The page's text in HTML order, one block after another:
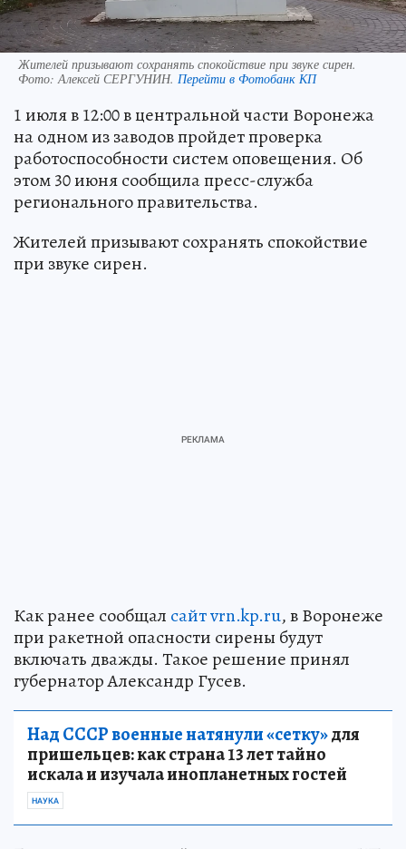
Жителей призывают сохранять спокойствие при звуке сирен.
Фото:Алексей СЕРГУНИН. Перейти в Фотобанк КП
1 июля в 12:00 в центральной части Воронежа
на одном из заводов пройдет проверка
работоспособности систем оповещения. Об
этом 30 июня сообщила пресс-служба
регионального правительства.
Жителей призывают сохранять спокойствие
при звуке сирен.
Как ранее сообщал сайт vrn.kp.ru, в Воронеже
при ракетной опасности сирены будут
включать дважды. Такое решение принял
губернатор Александр Гусев.
Над СССР военные натянули «сетку»для
пришельцев: как страна 13 лет тайно
искала и изучала инопланетных гостей
НАУКА